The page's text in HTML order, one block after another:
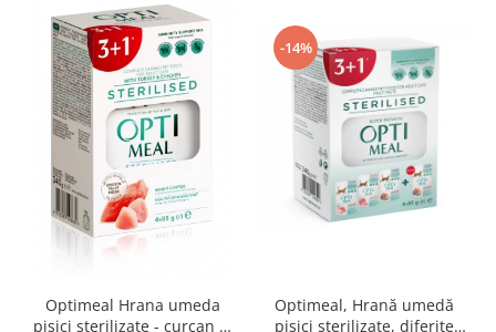
Optimeal Hrana umeda
pisici sterilizate - curcan si
-14%
Optimeal, Hrană umedă
pisici sterilizate, diferite